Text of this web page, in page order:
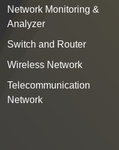
Network Monitoring &
Analyzer
Switch and Router
Wireless Network
Telecommunication
Network